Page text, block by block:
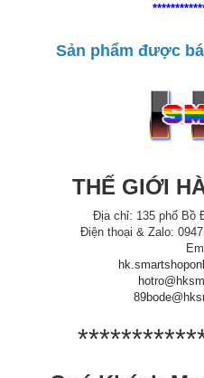
Sản phẩm được
THẾ GIỚI
Địa chỉ: 135 phố Bồ
Điện thoại & Zalo: